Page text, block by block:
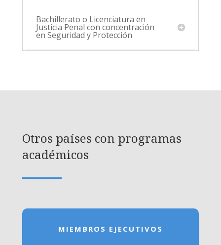
Bachillerato o Licenciatura en
Justicia Penal con concentración
en Seguridad y Protección
Otros países con programas
académicos
MIEMBROS EJECUTIVOS